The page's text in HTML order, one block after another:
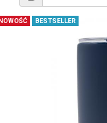
BESTSELLER